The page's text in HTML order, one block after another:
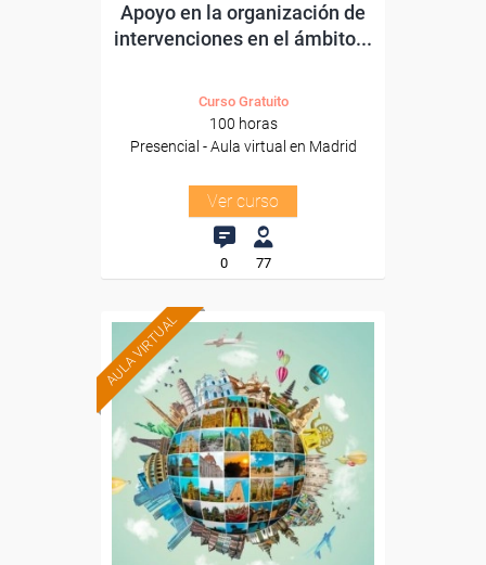
Apoyo en la organización de
intervenciones en el ámbito...
Curso Gratuito
100 horas
Presencial - Aula virtual en Madrid
Ver curso
0 77
AULA VIRTUAL Formación 100%
subvencionada.
Para desempleados,
trabajadores y autónomos.
Para todos los sectores.